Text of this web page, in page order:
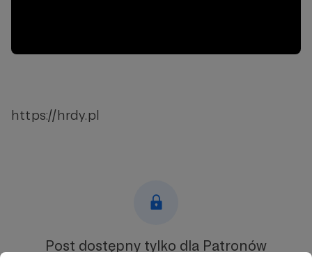
https://hrdy.pl
Post dostępny tylko dla Patronów